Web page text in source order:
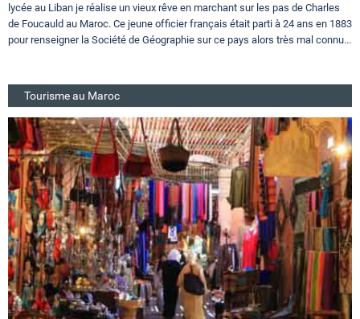
lycée au Liban je réalise un vieux rêve en marchant sur les pas de Charles
de Foucauld au Maroc. Ce jeune officier français était parti à 24 ans en 1883
pour renseigner la Société de Géographie sur ce pays alors très mal connu...
Tourisme au Maroc